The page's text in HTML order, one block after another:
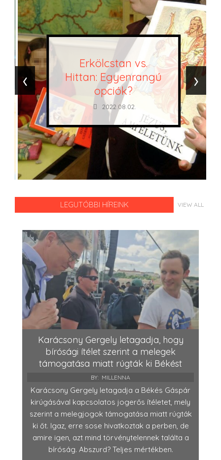
Erkölcstan vs.
Hittan: Egyenrangú
opciók?
2022.08.02.
‹ ›
LEGUTÓBBI HÍREINK VIEW ALL
Karácsony Gergely letagadja, hogy
bírósági ítélet szerint a melegek
támogatása miatt rúgták ki Békést
BY: MILLENNA
Karácsony Gergely letagadja a Békés Gáspár
kirúgásával kapcsolatos jogerős ítéletet, mely
szerint a melegjogok támogatása miatt rúgták
ki őt. Igaz, erre sose hivatkoztak a perben, de
amire igen, azt mind törvénytelennek találta a
bíróság. Abszurd? Teljes mértékben.